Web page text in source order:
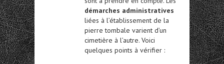
démarches administratives
liées à l’établissement de la
pierre tombale varient d’un
cimetière à l’autre. Voici
quelques points à vérifier :